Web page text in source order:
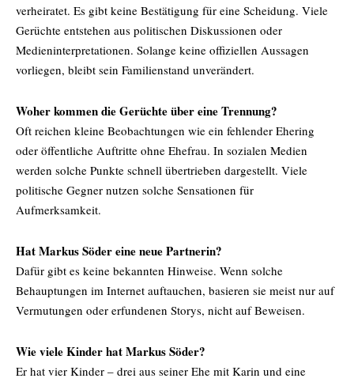
verheiratet. Es gibt keine Bestätigung für eine Scheidung. Viele
Gerüchte entstehen aus politischen Diskussionen oder
Medieninterpretationen. Solange keine offiziellen Aussagen
vorliegen, bleibt sein Familienstand unverändert.
Woher kommen die Gerüchte über eine Trennung?
Oft reichen kleine Beobachtungen wie ein fehlender Ehering
oder öffentliche Auftritte ohne Ehefrau. In sozialen Medien
werden solche Punkte schnell übertrieben dargestellt. Viele
politische Gegner nutzen solche Sensationen für
Aufmerksamkeit.
Hat Markus Söder eine neue Partnerin?
Dafür gibt es keine bekannten Hinweise. Wenn solche
Behauptungen im Internet auftauchen, basieren sie meist nur auf
Vermutungen oder erfundenen Storys, nicht auf Beweisen.
Wie viele Kinder hat Markus Söder?
Er hat vier Kinder – drei aus seiner Ehe mit Karin und eine